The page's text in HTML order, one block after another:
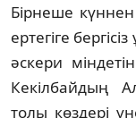
Бірнеше
ертегіге
әскери
Кекілбайдың
толы көздері